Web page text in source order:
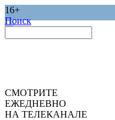
16+
Поиск
СМОТРИТЕ
ЕЖЕДНЕВНО
НА ТЕЛЕКАНАЛЕ